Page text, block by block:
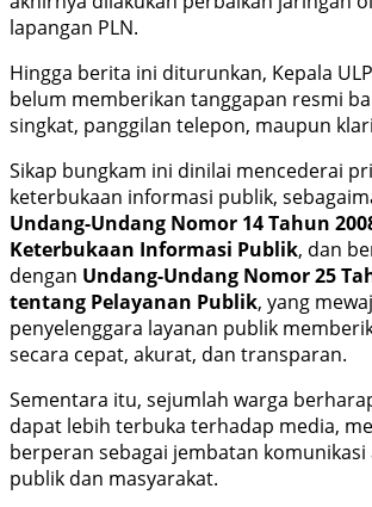
lapangan PLN.
Hingga berita ini diturunkan, Kepala
belum memberikan tanggapan resmi
singkat, panggilan telepon, maupun
Sikap bungkam ini dinilai mencederai
keterbukaan informasi publik,
Undang-Undang Nomor 14 Tahun
Keterbukaan Informasi Publik, dan
dengan Undang-Undang Nomor 25
tentang Pelayanan Publik, yang
penyelenggara layanan publik
secara cepat, akurat, dan transparan.
Sementara itu, sejumlah warga
dapat lebih terbuka terhadap media,
berperan sebagai jembatan
publik dan masyarakat.